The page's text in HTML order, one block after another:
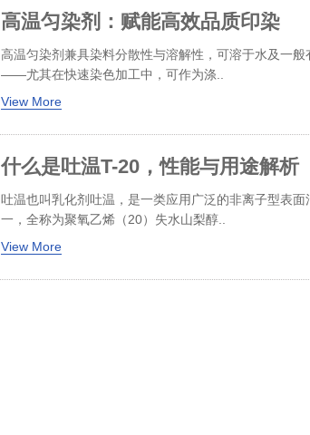
高温匀染剂：赋能高效品质印染
高温匀染剂兼具染料分散性与溶解性，可溶于水及一
——尤其在快速染色加工中，可作为涤..
View More
什么是吐温T-20，性能与用途解析
吐温也叫乳化剂吐温，是一类应用广泛的非离子型表
一，全称为聚氧乙烯（20）失水山梨醇..
View More